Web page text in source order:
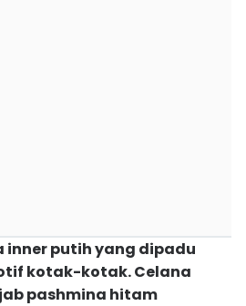
inner putih yang dipadu
kotak-kotak. Celana
pashmina hitam